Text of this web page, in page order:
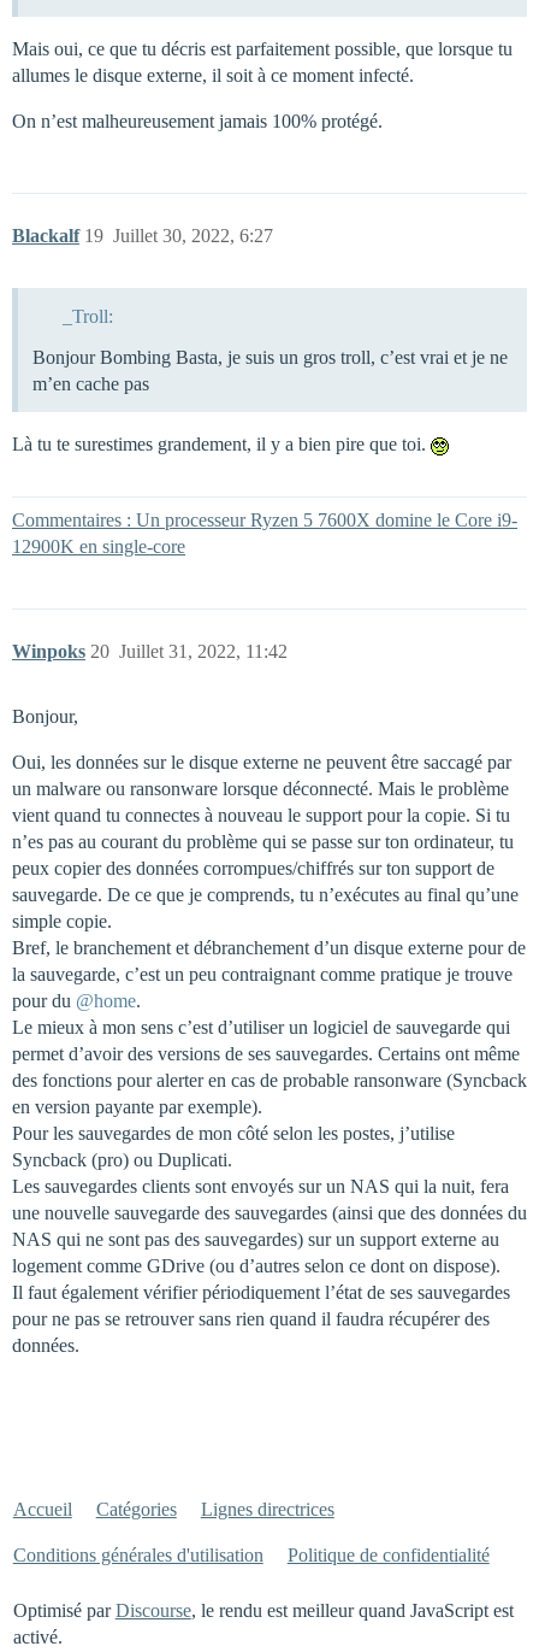
Mais oui, ce que tu décris est parfaitement possible, que lorsque tu
allumes le disque externe, il soit à ce moment infecté.
On n’est malheureusement jamais 100% protégé.
Blackalf Juillet 30, 2022, 6:27
19
_Troll:
Bonjour Bombing Basta, je suis un gros troll, c’est vrai et je ne
m’en cache pas
Là tu te surestimes grandement, il y a bien pire que toi.
Commentaires : Un processeur Ryzen 5 7600X domine le Core i9-
12900K en single-core
Winpoks Juillet 31, 2022, 11:42
20
Bonjour,
Oui, les données sur le disque externe ne peuvent être saccagé par
un malware ou ransonware lorsque déconnecté. Mais le problème
vient quand tu connectes à nouveau le support pour la copie. Si tu
n’es pas au courant du problème qui se passe sur ton ordinateur, tu
peux copier des données corrompues/chiffrés sur ton support de
sauvegarde. De ce que je comprends, tu n’exécutes au final qu’une
simple copie.
Bref, le branchement et débranchement d’un disque externe pour de
la sauvegarde, c’est un peu contraignant comme pratique je trouve
pour du @home.
Le mieux à mon sens c’est d’utiliser un logiciel de sauvegarde qui
permet d’avoir des versions de ses sauvegardes. Certains ont même
des fonctions pour alerter en cas de probable ransonware (Syncback
en version payante par exemple).
Pour les sauvegardes de mon côté selon les postes, j’utilise
Syncback (pro) ou Duplicati.
Les sauvegardes clients sont envoyés sur un NAS qui la nuit, fera
une nouvelle sauvegarde des sauvegardes (ainsi que des données du
NAS qui ne sont pas des sauvegardes) sur un support externe au
logement comme GDrive (ou d’autres selon ce dont on dispose).
Il faut également vérifier périodiquement l’état de ses sauvegardes
pour ne pas se retrouver sans rien quand il faudra récupérer des
données.
Accueil Catégories Lignes directrices
Conditions générales d'utilisation Politique de confidentialité
Optimisé parDiscourse, le rendu est meilleur quand JavaScript est
activé.